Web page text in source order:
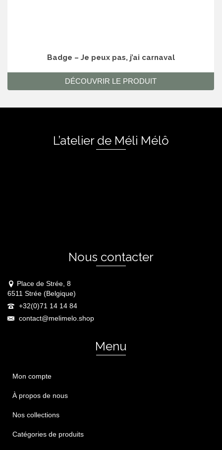
Badge – Je peux pas, j’ai carnaval
DÉCOUVRIR LE PRODUIT
L’atelier de Méli Mélô
Nous contacter
Place de Strée, 8
6511 Strée (Belgique)
+32(0)71 14 14 84
contact@melimelo.shop
Menu
Mon compte
À propos de nous
Nos collections
Catégories de produits